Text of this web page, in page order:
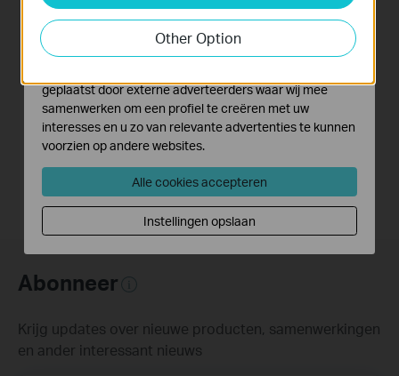
How to Resolve
Double NAT using
Starlink
【Deco】How to
Remove the Cover
from an Outdoor
(Take Deco X50-
Outdoor as Example)
Abonneer
Krijg updates over nieuwe producten, samenwerkingen
en ander interessant nieuws
Other Option
activiteiten op onze website te volgen en zo de
functionaliteit van de website aan te passen en te
verbeteren.
geplaatst door externe adverteerders waar wij mee
samenwerken om een profiel te creëren met uw
interesses en u zo van relevante advertenties te kunnen
voorzien op andere websites.
Alle cookies accepteren
Instellingen opslaan